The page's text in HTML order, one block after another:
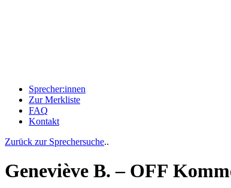
Sprecher:innen
Zur Merkliste
FAQ
Kontakt
Zurück zur Sprechersuche..
Geneviève B. – OFF